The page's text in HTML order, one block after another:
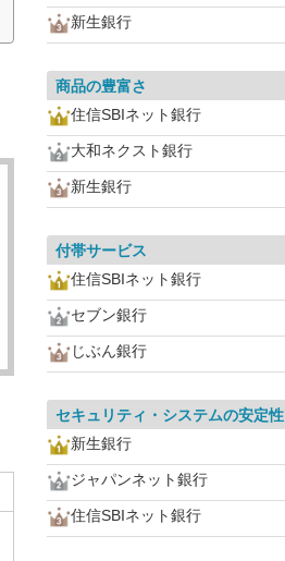
新生銀行
商品の豊富さ
住信SBIネット銀行
大和ネクスト銀行
新生銀行
付帯サービス
住信SBIネット銀行
セブン銀行
じぶん銀行
セキュリティ・システムの安定性
新生銀行
ジャパンネット銀行
住信SBIネット銀行